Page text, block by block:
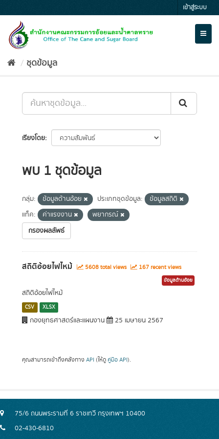
to
content
เข้าสู่ระบบ
ชุดข้อมูล
เรียงโดย
พบ 1 ชุดข้อมูล
กลุ่ม: ข้อมูลด้านอ้อย ประเภทชุดข้อมูล:
ข้อมูลสถิติ
แท็ค:
ค่าแรงงาน
พยากรณ์
กรองผลลัพธ์
สถิติอ้อยไฟไหม้ 5608 total views 167 recent views
ข้อมูลด้านอ้อย
สถิติอ้อยไฟไหม้
CSV XLSX
กองยุทธศาสตร์และแผนงาน 25 เมษายน 2567
คุณสามารถเข้าถึงคลังทาง API (ให้ดู คู่มือ API).
75/6 ถนนพระรามที่ 6 ราชเทวี กรุงเทพฯ 10400
02-430-6810